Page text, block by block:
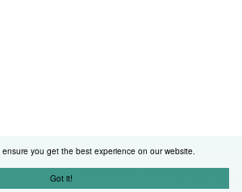
Got it!
you get the best experience on our website.